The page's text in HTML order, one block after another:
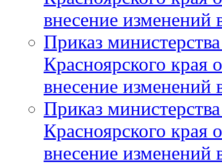
внесение изменений
Приказ
Красноярского
внесение изменений
Приказ
Красноярского
внесение изменений